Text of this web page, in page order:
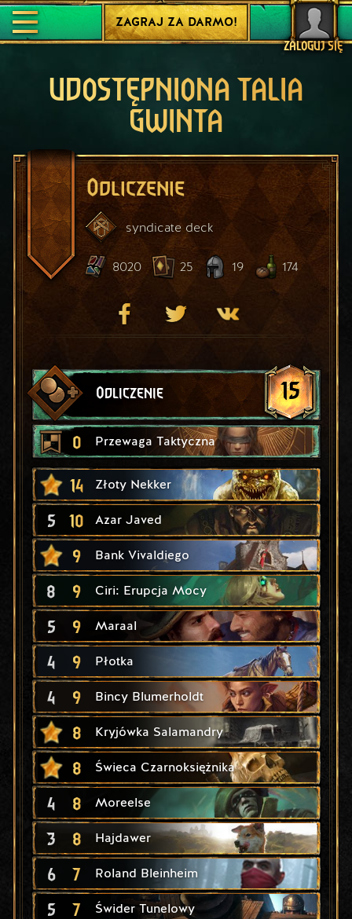
ZALOGUJ SIĘ
ZAGRAJ ZA DARMO!
UDOSTĘPNIONA TALIA
GWINTA
Odliczenie
syndicate deck
8020 25 19 174
Odliczenie 15
0 Przewaga Taktyczna
14 Złoty Nekker
5 10 Azar Javed
9 Bank Vivaldiego
8 9 Ciri: Erupcja Mocy
5 9 Maraal
4 9 Płotka
4 9 Bincy Blumerholdt
8 Kryjówka Salamandry
8 Świeca Czarnoksiężnika
4 8 Moreelse
3 8 Hajdawer
6 7 Roland Bleinheim
5 7 Świder Tunelowy